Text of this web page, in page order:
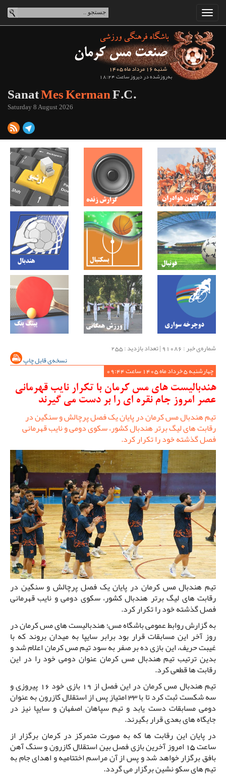
شنبه 16 مرداد ماه 1405
به‌روزشده در دیروز ساعت 18:24
SanatMes KermanF.C.
Saturday 8 August 2026
شماره‌ی خبر : ‌91086 | تعداد بازدید : 255
نسخه‌ی قابل چاپ
چهارشنبه 5 خرداد ماه 1405 ساعت 09:44
هندبالیست های مس کرمان با تکرار نایب قهرمانی
عصر امروز جام نقره ای را بر دست می گیرند
تیم هندبال مس کرمان در پایان یک فصل پرچالش و سنگین در
رقابت های لیگ برتر هندبال کشور، سکوی دومی و نایب قهرمانی
فصل گذشته خود را تکرار کرد.
تیم هندبال مس کرمان در پایان یک فصل پرچالش و سنگین در
رقابت های لیگ برتر هندبال کشور، سکوی دومی و نایب قهرمانی
فصل گذشته خود را تکرار کرد.
به گزارش روابط عمومی باشگاه مس؛ هندبالیست های مس کرمان در
روز آخر این مسابقات قرار بود برابر سایپا به میدان بروند که با
غیبت حریف، این بازی ده بر صفر به سود تیم مس کرمان اعلام شد و
بدین ترتیب تیم هندبال مس کرمان عنوان دومی خود را در این
رقابت ها قطعی کرد.
تیم هندبال مس کرمان در این فصل از 19 بازی خود 16 پیروزی و
سه شکست ثبت کرد تا با 33 امتیاز پس از استقلال کازرون به عنوان
دومی مسابقات دست یابد و تیم سپاهان اصفهان و سایپا نیز در
جایگاه های بعدی قرار بگیرند.
در پایان این رقابت ها که به صورت متمرکز در کرمان برگزار از
ساعت 15 امروز آخرین بازی فصل بین استقلال کازرون و سنگ آهن
بافق برگزار خواهد شد و پس از آن مراسم اختتامیه و اهدای جام به
تیم های سکو نشین برگزار می گردد.